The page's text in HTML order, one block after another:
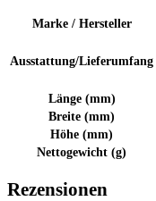
Marke / Hersteller
Ausstattung/Lieferumfang
Länge (mm)
Breite (mm)
Höhe (mm)
Nettogewicht (g)
Rezensionen